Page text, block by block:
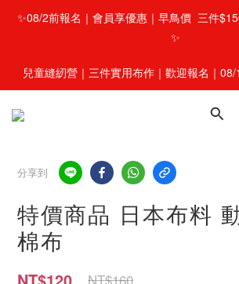
✨08/2前報名｜會員享優惠｜早鳥價  三件
✨
兒童縫紉營｜三件實用布作｜歡迎報名｜
分享到
特價商品 日本布料
棉布
NT$160